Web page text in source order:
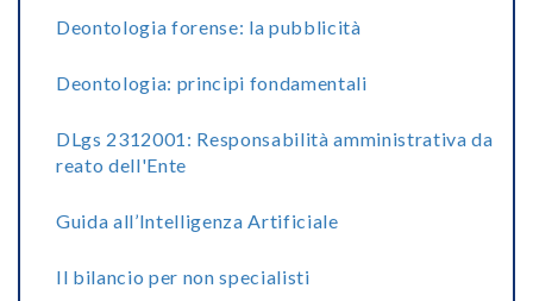
Deontologia forense: la pubblicità
Deontologia: principi fondamentali
DLgs 2312001: Responsabilità amministrativa da
reato dell'Ente
Guida all’Intelligenza Artificiale
Il bilancio per non specialisti